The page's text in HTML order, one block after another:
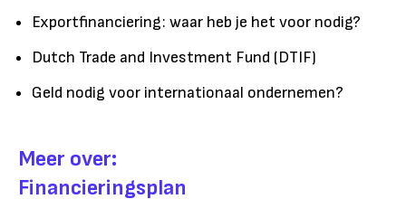
Exportfinanciering: waar heb je het voor nodig?
Dutch Trade and Investment Fund (DTIF)
Geld nodig voor internationaal ondernemen?
Meer over:
Financieringsplan